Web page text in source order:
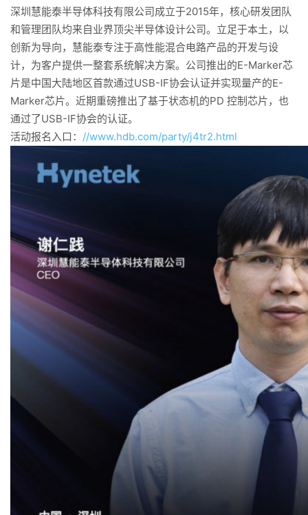
深圳慧能泰半导体科技有限公司成立于2015年，核心研发团队
和管理团队均来自业界顶尖半导体设计公司。立足于本土，以
创新为导向，慧能泰专注于高性能混合电路产品的开发与设
计，为客户提供一整套系统解决方案。公司推出的E-Marker芯
片是中国大陆地区首款通过USB-IF协会认证并实现量产的E-
Marker芯片。近期重磅推出了基于状态机的PD 控制芯片，也
通过了USB-IF协会的认证。
活动报名入口： //www.hdb.com/party/j4tr2.html